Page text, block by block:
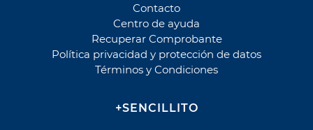
Parque del Sendero Mensualidad
Parque El Manantial
Parque El Manantial Cuota
Parque El Manantial Mantención
Parque El Prado Cuota
Contacto
Centro de ayuda
Recuperar Comprobante
Política privacidad y protección de datos
Términos y Condiciones
+SENCILLITO